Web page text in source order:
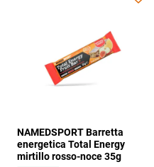
NAMEDSPORT Barretta
energetica Total Energy
mirtillo rosso-noce 35g